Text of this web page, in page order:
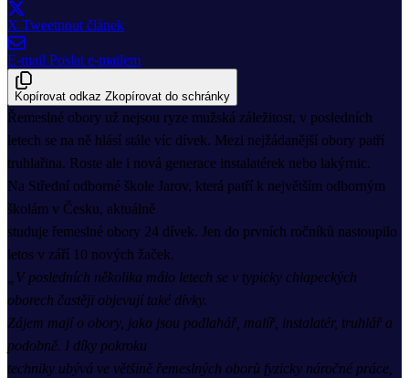
X Tweetnout článek
E-mail Poslat e-mailem
Kopírovat odkaz Zkopírovat do schránky
Řemeslné obory už nejsou ryze mužská záležitost, v posledních
letech se na ně hlásí stále víc dívek. Mezi nejžádanější obory patří
truhlařina. Roste ale i nová generace instalatérek nebo lakýrnic.
Na Střední odborné škole Jarov, která patří k největším odborným
školám v Česku, aktuálně
studuje řemeslné obory 24 dívek. Jen do prvních ročníků nastoupilo
letos v září 10 nových žaček.
„V posledních několika málo letech se v typicky chlapeckých
oborech častěji objevují také dívky.
Zájem mají o obory, jako jsou podlahář, malíř, instalatér, truhlář a
podobně. I díky pokroku
techniky ubývá ve většině řemeslných oborů fyzicky náročné práce,